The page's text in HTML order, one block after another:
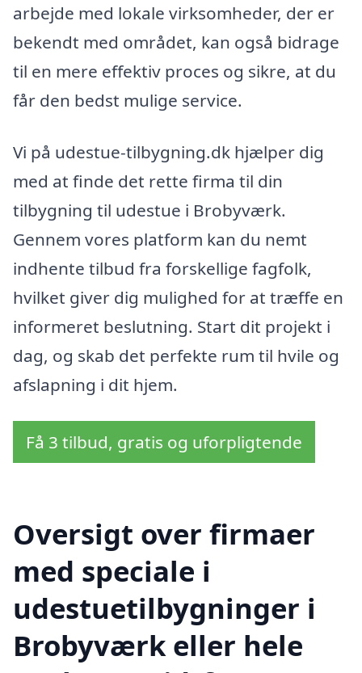
arbejde med lokale virksomheder, der er
bekendt med området, kan også bidrage
til en mere effektiv proces og sikre, at du
får den bedst mulige service.
Vi på udestue-tilbygning.dk hjælper dig
med at finde det rette firma til din
tilbygning til udestue i Brobyværk.
Gennem vores platform kan du nemt
indhente tilbud fra forskellige fagfolk,
hvilket giver dig mulighed for at træffe en
informeret beslutning. Start dit projekt i
dag, og skab det perfekte rum til hvile og
afslapning i dit hjem.
Få 3 tilbud, gratis og uforpligtende
Oversigt over firmaer
med speciale i
udestuetilbygninger i
Brobyværk eller hele